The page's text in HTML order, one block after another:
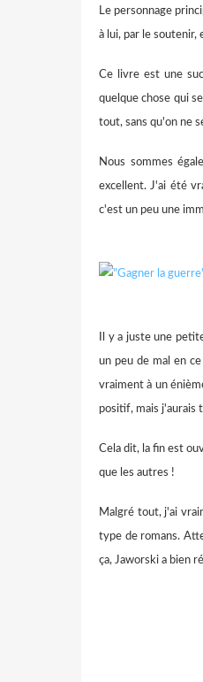
Le personnage
à lui, par le soutenir,
Ce livre est une
quelque chose qui
tout, sans qu'on ne
Nous sommes
excellent. J'ai été
c'est un peu une
Il y a juste une
un peu de mal en
vraiment à un
positif, mais j'aurais
Cela dit, la fin est
que les autres !
Malgré tout, j'ai
type de romans.
ça, Jaworski a bien